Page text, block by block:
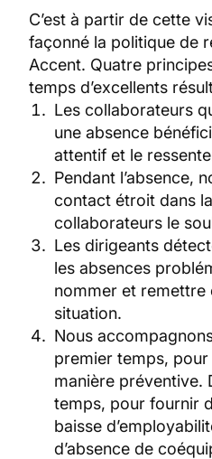
C’est à partir de cette
façonné la politique de
Accent. Quatre
temps d’excellents
Les collaborateurs
une absence
attentif et le
Pendant l’absence,
contact étroit dans
collaborateurs le
Les dirigeants
les absences
nommer et remettre
situation.
Nous
premier temps,
manière préventive.
temps, pour fournir
baisse
d’absence de